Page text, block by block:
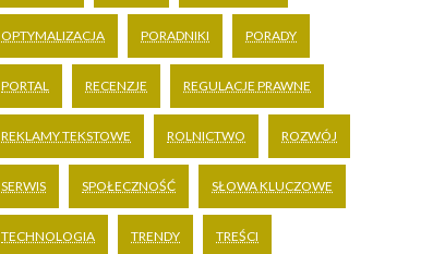
OPTYMALIZACJA PORADNIKI PORADY
PORTAL RECENZJE REGULACJE PRAWNE
REKLAMY TEKSTOWE ROLNICTWO ROZWÓJ
SERWIS SPOŁECZNOŚĆ SŁOWA KLUCZOWE
TECHNOLOGIA TRENDY TREŚCI